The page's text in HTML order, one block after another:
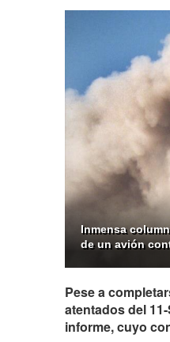
Inmensa
de un avión
Pese a
atentados del
informe, cuyo